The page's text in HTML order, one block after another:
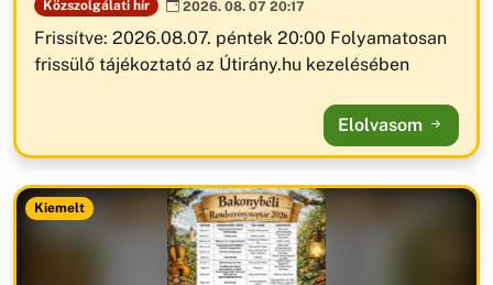
Közszolgálati hír 2026. 08. 07 20:17
Frissítve: 2026.08.07. péntek 20:00 Folyamatosan
frissülő tájékoztató az Útirány.hu kezelésében
Elolvasom
Kiemelt